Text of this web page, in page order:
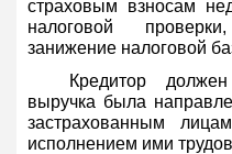
страховым взносам
налоговой
занижение налоговой
Кредитор
выручка была
застрахованным
исполнением ими